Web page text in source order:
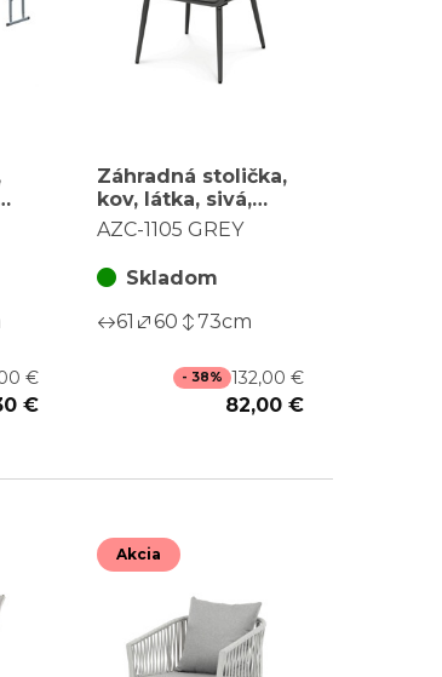
€
€
Záhradná stolička,
kov, látka, sivá,
AZC-1105 GREY
AZC-1105 GREY
Skladom
61
60 73cm
- 38% 132,00 €
82,00 €
Akcia